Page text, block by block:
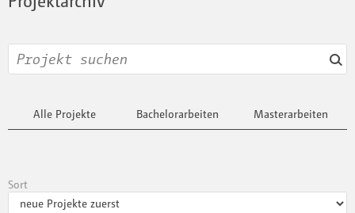
Alle Projekte Bachelorarbeiten Masterarbeiten
Sort